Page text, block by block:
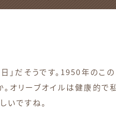
」だそうです。1950年の
。オリーブオイルは健康的
いですね。